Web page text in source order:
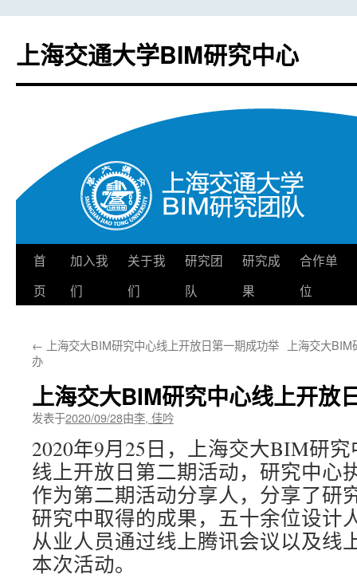
上海交通大学BIM研究中心
跳
至
文
首
页
加入我
们
关于我
们
研究团
队
研究成
果
合作单
位
← 上海交大BIM研究中心线上开放日第一期成功举
办
上海交大
上海交大BIM研究中心线上开放
发表于2020/09/28由李, 佳吟
2020年9月25日，上海交大BIM研
线上开放日第二期活动，研究中心
作为第二期活动分享人，分享了研
研究中取得的成果，五十余位设计
从业人员通过线上腾讯会议以及线
本次活动。